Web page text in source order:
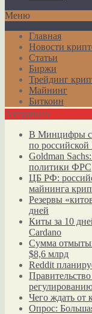
Меню
Главная
Новости
Статьи
Биржи
Трейдинг
Майнинг
Биткоин
Актуально
В Минцифры
по российской
Goldman
политики ФРС
ЦБ РФ:
майнинга
Резервы
дней
Киты за 10
Cardano
Сумма
$8,6 млрд
Reddit
Чего ждать от
Опрос: